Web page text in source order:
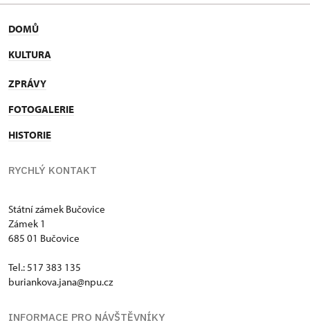
DOMŮ
KULTURA
ZPRÁVY
FOTOGALERIE
HISTORIE
RYCHLÝ KONTAKT
Státní zámek Bučovice
Zámek 1
685 01 Bučovice
Tel.: 517 383 135
buriankova.jana@npu.cz
INFORMACE PRO NÁVŠTĚVNÍKY